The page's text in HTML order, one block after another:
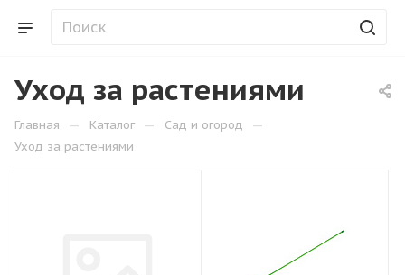
Уход за растениями
Главная — Каталог — Сад и огород —
Уход за растениями